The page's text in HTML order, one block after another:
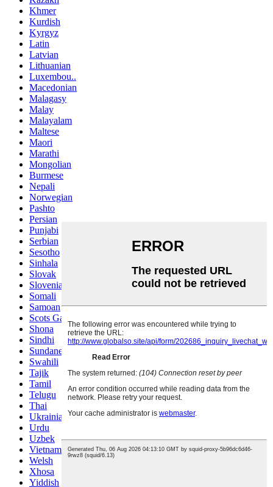
Khmer
Kurdish
Kyrgyz
Latin
Latvian
Lithuanian
Luxembou..
Macedonian
Malagasy
Malay
Malayalam
Maltese
Maori
Marathi
Mongolian
Burmese
Nepali
Norwegian
Pashto
Persian
Punjabi
Serbian
Sesotho
Sinhala
Slovak
Slovenian
Somali
Samoan
Scots Gaelic
Shona
Sindhi
Sundanese
Swahili
Tajik
Tamil
Telugu
Thai
Ukrainian
Urdu
Uzbek
Vietnamese
Welsh
Xhosa
Yiddish